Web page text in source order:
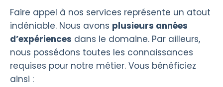
Faire appel à nos services représente un atout
indéniable. Nous avons plusieurs années
d’expériences dans le domaine. Par ailleurs,
nous possédons toutes les connaissances
requises pour notre métier. Vous bénéficiez
ainsi :